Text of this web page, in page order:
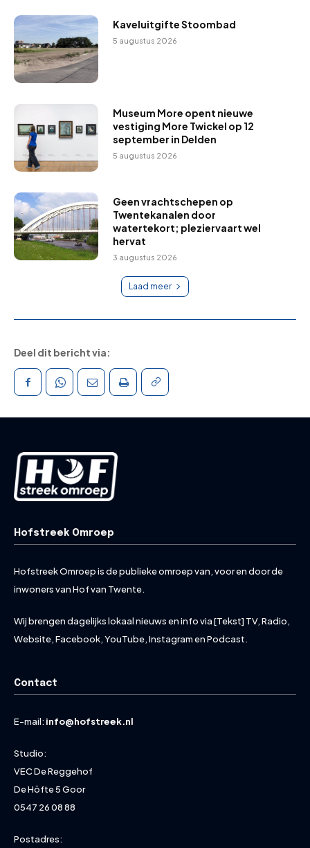
Kaveluitgifte Stoombad
5 augustus 2026
Museum More opent nieuwe
vestiging More Twickel op 12
september in Delden
5 augustus 2026
Geen vrachtschepen op
Twentekanalen door
watertekort; pleziervaart wel
hervat
3 augustus 2026
Laad meer
Deel dit bericht via:
Hofstreek Omroep
Hofstreek Omroep is de publieke omroep van, voor en door de
inwoners van Hof van Twente.
Wij brengen dagelijks lokaal nieuws en info via [Tekst] TV, Radio,
Website, Facebook, YouTube, Instagram en Podcast.
Contact
E-mail: info@hofstreek.nl
Studio:
VEC De Reggehof
De Höfte 5 Goor
0547 26 08 88
Postadres: